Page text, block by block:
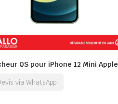
QS pour iPhone 12 Mini Apple
via WhatsApp